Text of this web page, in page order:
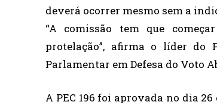
deverá ocorrer mesmo sem a
“A comissão tem que
protelação”, afirma o líder do
Parlamentar em Defesa do Voto
A PEC 196 foi aprovada no dia